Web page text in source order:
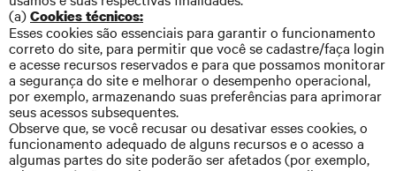
(a)Cookies técnicos:
Esses cookies são essenciais para garantir o funcionamento
correto do site, para permitir que você se cadastre/faça login
e acesse recursos reservados e para que possamos monitorar
a segurança do site e melhorar o desempenho operacional,
por exemplo, armazenando suas preferências para aprimorar
seus acessos subsequentes.
Observe que, se você recusar ou desativar esses cookies, o
funcionamento adequado de alguns recursos e o acesso a
algumas partes do site poderão ser afetados (por exemplo,